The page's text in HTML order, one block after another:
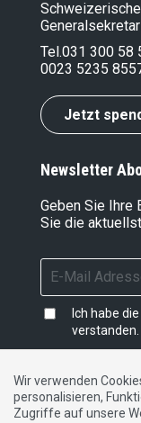
Tel.031 300 58
0023 5235
Jetzt
Newsletter
Geben Sie Ihre
Sie die
Ich habe die
verstanden.
Impressum |
Wir verwenden
personalisieren,
Zugriffe auf unsere